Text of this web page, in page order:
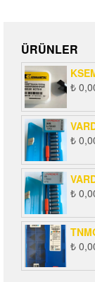
ÜRÜNLER
₺
₺
₺
₺